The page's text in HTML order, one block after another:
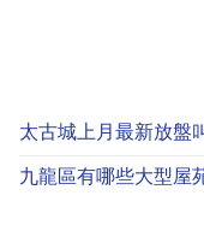
太古城上月最新放盤
九龍區有哪些大型屋